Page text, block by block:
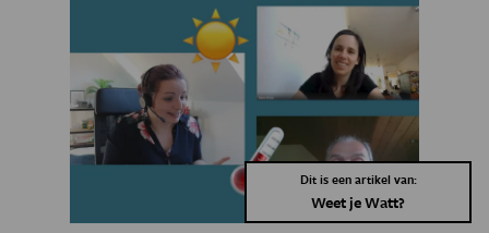
Dit is een artikel van:
Weet je Watt?